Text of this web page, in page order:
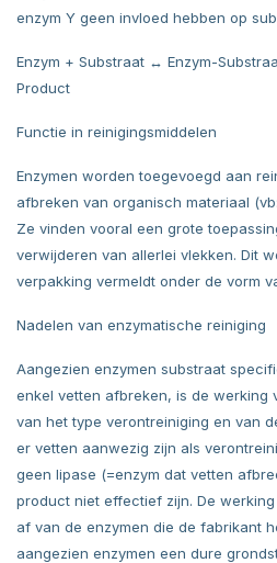
enzym Y geen invloed hebben op
Enzym + Substraat ↔ Enzym-
Product
Functie in reinigingsmiddelen
Enzymen worden toegevoegd aan
afbreken van organisch materiaal
Ze vinden vooral een grote
verwijderen van allerlei vlekken. Dit
verpakking vermeldt onder de vorm
Nadelen van enzymatische reiniging
Aangezien enzymen substraat
enkel vetten afbreken, is de werking
van het type verontreiniging en van
er vetten aanwezig zijn als
geen lipase (=enzym dat vetten
product niet effectief zijn. De
af van de enzymen die de fabrikant
aangezien enzymen een dure